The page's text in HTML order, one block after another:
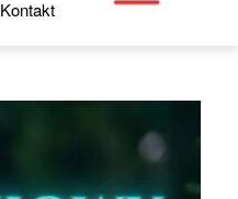
Kontakt